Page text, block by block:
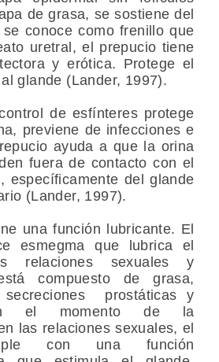
de grasa, se sostiene del
conoce como frenillo que
uretral, el prepucio tiene
y erótica. Protege el
glande (Lander, 1997).
de esfínteres protege
previene de infecciones e
ayuda a que la orina
fuera de contacto con el
específicamente del glande
(Lander, 1997).
una función lubricante. El
esmegma que lubrica el
relaciones sexuales y
compuesto de grasa,
prostáticas y
el momento de la
las relaciones sexuales, el
con una función